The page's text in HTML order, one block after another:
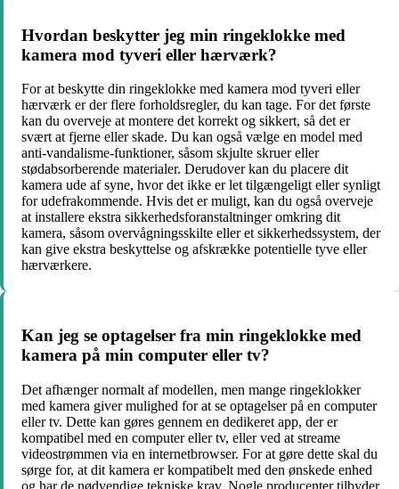
Hvordan beskytter jeg min ringeklokke med
kamera mod tyveri eller hærværk?
For at beskytte din ringeklokke med kamera mod tyveri eller
hærværk er der flere forholdsregler, du kan tage. For det første
kan du overveje at montere det korrekt og sikkert, så det er
svært at fjerne eller skade. Du kan også vælge en model med
anti-vandalisme-funktioner, såsom skjulte skruer eller
stødabsorberende materialer. Derudover kan du placere dit
kamera ude af syne, hvor det ikke er let tilgængeligt eller synligt
for udefrakommende. Hvis det er muligt, kan du også overveje
at installere ekstra sikkerhedsforanstaltninger omkring dit
kamera, såsom overvågningsskilte eller et sikkerhedssystem, der
kan give ekstra beskyttelse og afskrække potentielle tyve eller
hærværkere.
Kan jeg se optagelser fra min ringeklokke med
kamera på min computer eller tv?
Det afhænger normalt af modellen, men mange ringeklokker
med kamera giver mulighed for at se optagelser på en computer
eller tv. Dette kan gøres gennem en dedikeret app, der er
kompatibel med en computer eller tv, eller ved at streame
videostrømmen via en internetbrowser. For at gøre dette skal du
sørge for, at dit kamera er kompatibelt med den ønskede enhed
og har de nødvendige tekniske krav. Nogle producenter tilbyder